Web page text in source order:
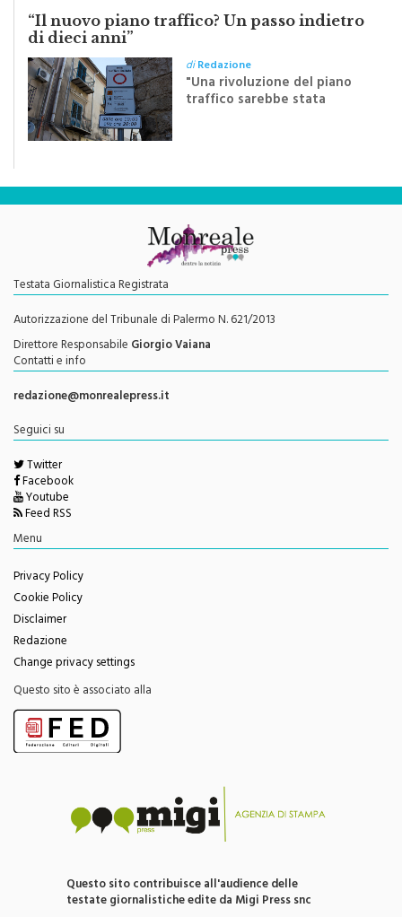
LA LETTERA
“Il nuovo piano traffico? Un passo indietro
di dieci anni”
diRedazione
"Una rivoluzione del piano
Testata Giornalistica Registrata
Autorizzazione del Tribunale di Palermo N. 621/2013
Direttore ResponsabileGiorgio Vaiana
Contatti e info
redazione@monrealepress.it
Seguici su
Twitter
Facebook
Youtube
Feed RSS
Privacy Policy
Cookie Policy
Disclaimer
Redazione
Change privacy settings
Questo sito è associato alla
Questo sito contribuisce all'audience delle